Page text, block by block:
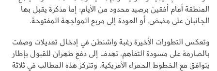
المنطقة أمام أفقين برصيد محدود من الأيام: إما مذكرة يقبل بها
الجانبان على مضض، أو العودة إلى مربع المواجهة المفتوحة.
وتعكس التطورات الأخيرة رغبة واشنطن في إدخال تعديلات وصفت
بالصارمة على مسودة التفاهم، تهدف إلى دفع طهران للقبول بإطار
يتوافق مع الخطوط الحمراء الأمريكية. وتتركز هذه المطالب في ثلاثة